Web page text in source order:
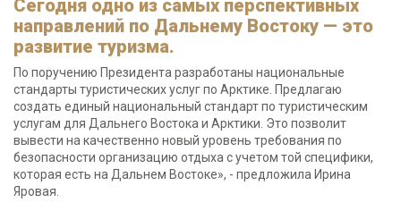
Сегодня одно из самых перспективных
направлений по Дальнему Востоку — это
развитие туризма.
По поручению Президента разработаны национальные
стандарты туристических услуг по Арктике. Предлагаю
создать единый национальный стандарт по туристическим
услугам для Дальнего Востока и Арктики. Это позволит
вывести на качественно новый уровень требования по
безопасности организацию отдыха с учетом той специфики,
которая есть на Дальнем Востоке», - предложила Ирина
Яровая.